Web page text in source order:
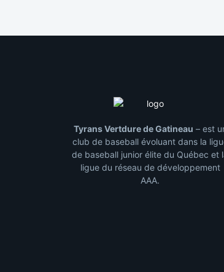
Tyrans Vertdure de Gatineau – est
club de baseball évoluant dans la
de baseball junior élite du Québec et
ligue du réseau de développement
AAA.